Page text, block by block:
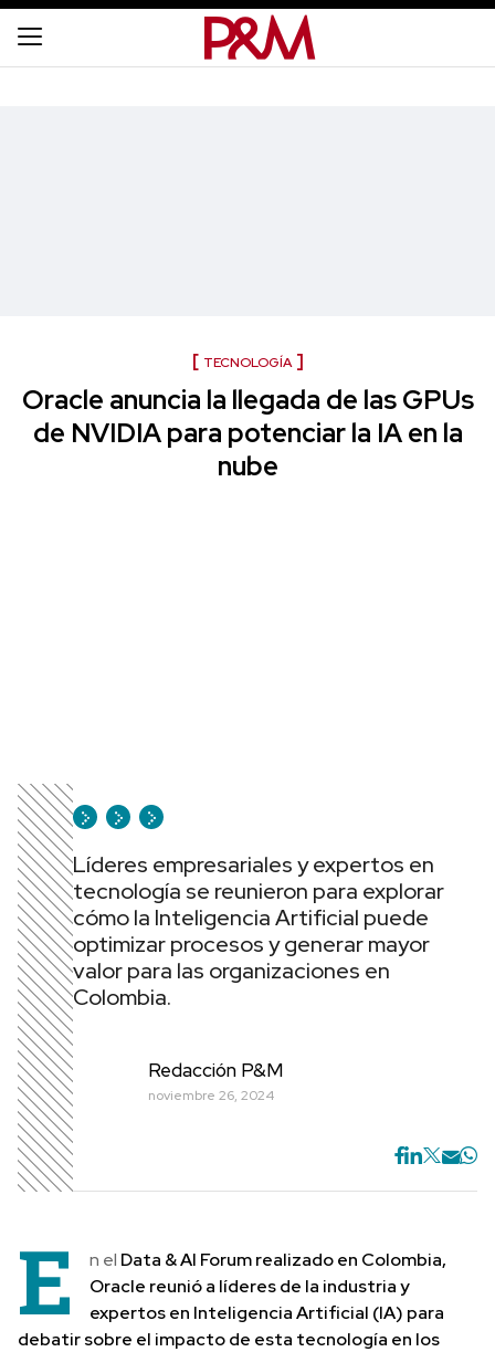
TECNOLOGÍA
Oracle anuncia la llegada de las GPUs
de NVIDIA para potenciar la IA en la
nube
Líderes empresariales y expertos en
tecnología se reunieron para explorar
cómo la Inteligencia Artificial puede
optimizar procesos y generar mayor
valor para las organizaciones en
Colombia.
Redacción P&M
noviembre 26, 2024
E n el Data & AI Forum realizado en Colombia,
Oracle reunió a líderes de la industria y
expertos en Inteligencia Artificial (IA) para
debatir sobre el impacto de esta tecnología en los